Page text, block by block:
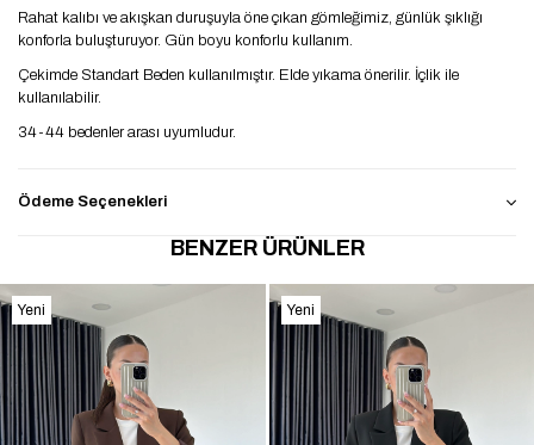
Rahat kalıbı ve akışkan duruşuyla öne çıkan gömleğimiz, günlük şıklığı
konforla buluşturuyor. Gün boyu konforlu kullanım.
Çekimde Standart Beden kullanılmıştır. Elde yıkama önerilir. İçlik ile
kullanılabilir.
34-44 bedenler arası uyumludur.
Ödeme Seçenekleri
BENZER ÜRÜNLER
Yeni
Ürün
Yeni
Ürün